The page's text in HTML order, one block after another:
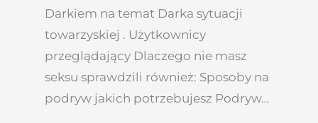
Darkiem na temat Darka sytuacji
towarzyskiej . Użytkownicy
przeglądający Dlaczego nie masz
seksu sprawdzili również: Sposoby na
podryw jakich potrzebujesz Podryw…